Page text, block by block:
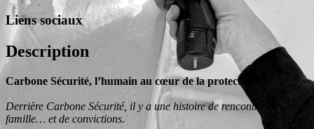
Liens sociaux
Description
Carbone Sécurité, l’humain au cœur de la protection
Derrière Carbone Sécurité, il y a une histoire de rencontre, de
famille… et de convictions.